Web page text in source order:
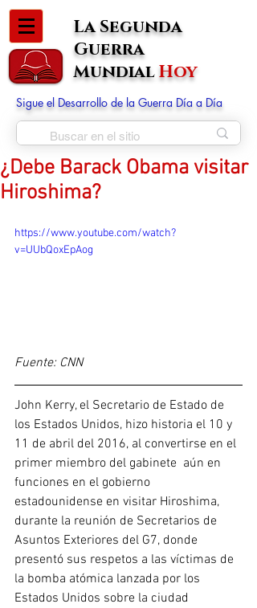
La Segunda
Guerra
MundialHoy
Sigue el Desarrollo de la Guerra Día a Día
¿Debe Barack Obama visitar
Hiroshima?
https://www.youtube.com/watch?
v=UUbQoxEpAog
Fuente: CNN
John Kerry, el Secretario de Estado de
los Estados Unidos, hizo historia el 10 y
11 de abril del 2016, al convertirse en el
primer miembro del gabinete  aún en
funciones en el gobierno
estadounidense en visitar Hiroshima,
durante la reunión de Secretarios de
Asuntos Exteriores del G7, donde
presentó sus respetos a las víctimas de
la bomba atómica lanzada por los
Estados Unidos sobre la ciudad